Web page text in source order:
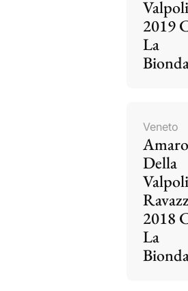
2019
La
Veneto
Della
2018
La